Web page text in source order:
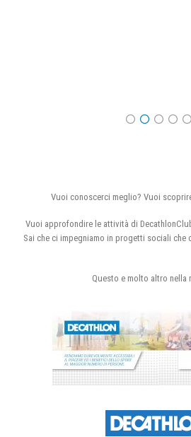
Vuoi conoscerci meglio? Vuoi
Vuoi approfondire le attività di
Sai che ci impegniamo in progetti sociali
Questo e molto altro nella